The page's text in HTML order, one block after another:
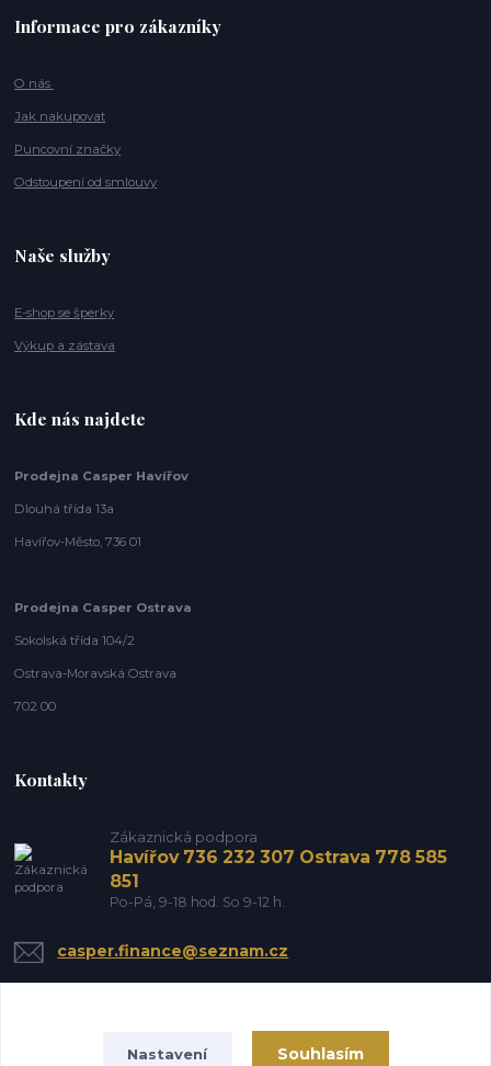
Informace pro zákazníky
O nás
Jak nakupovat
Puncovní značky
Odstoupení od smlouvy
Naše služby
E-shop se šperky
Výkup a zástava
Kde nás najdete
Prodejna Casper Havířov
Dlouhá třída 13a
Havířov-Město, 736 01
Prodejna Casper Ostrava
Sokolská třída 104/2
Ostrava-Moravská Ostrava
702 00
Kontakty
Zákaznická podpora
Havířov 736 232 307 Ostrava 778 585
851
Po-Pá, 9-18 hod. So 9-12 h.
casper.finance@seznam.cz
Nastavení Souhlasím